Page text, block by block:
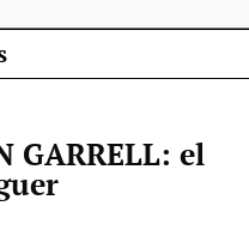
GARRELL: el